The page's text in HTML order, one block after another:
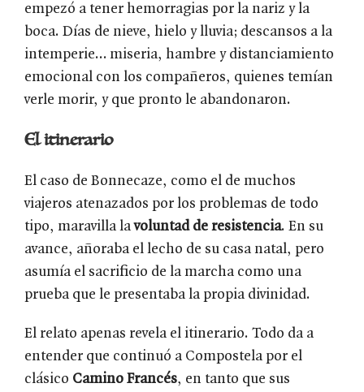
empezó a tener hemorragias por la nariz y la
boca. Días de nieve, hielo y lluvia; descansos a la
intemperie… miseria, hambre y distanciamiento
emocional con los compañeros, quienes temían
verle morir, y que pronto le abandonaron.
El itinerario
El caso de Bonnecaze, como el de muchos
viajeros atenazados por los problemas de todo
tipo, maravilla lavoluntad de resistencia. En su
avance, añoraba el lecho de su casa natal, pero
asumía el sacrificio de la marcha como una
prueba que le presentaba la propia divinidad.
El relato apenas revela el itinerario. Todo da a
entender que continuó a Compostela por el
clásico Camino Francés, en tanto que sus